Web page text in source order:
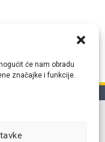
će nam obradu
značajke i funkcije.